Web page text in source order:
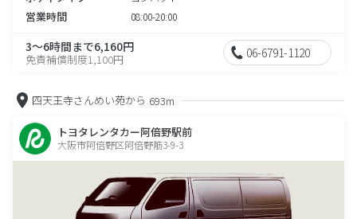
営業時間 08:00-20:00
3～6時間まで6,160円
免責補償制度1,100円 06-6791-1120
四天王寺さんめい苑から 693m
トヨタレンタカー阿倍野駅前
大阪市阿倍野区阿倍野筋3-9-3